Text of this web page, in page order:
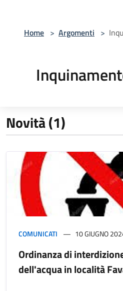
Home > Argomenti >
Novità (1)
COMUNICATI 10 GIUGNO
Ordinanza di
dell'acqua in località